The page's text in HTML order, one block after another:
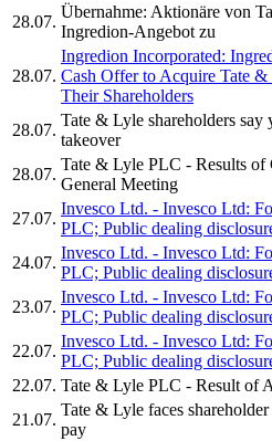
28.07.
Übernahme: Aktionäre von
Ingredion-Angebot zu
28.07.
Ingredion Incorporated:
Cash Offer to Acquire Tate &
Their Shareholders
28.07.
Tate & Lyle shareholders say
takeover
28.07.
Tate & Lyle PLC - Results of
General Meeting
27.07.
Invesco Ltd. - Invesco Ltd:
PLC; Public dealing
24.07.
Invesco Ltd. - Invesco Ltd:
PLC; Public dealing
23.07.
Invesco Ltd. - Invesco Ltd:
PLC; Public dealing
22.07.
Invesco Ltd. - Invesco Ltd:
PLC; Public dealing
22.07. Tate & Lyle PLC - Result of
21.07.
Tate & Lyle faces
pay